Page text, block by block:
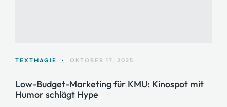
TEXTMAGIE • OKTOBER 17, 2025
Low-Budget-Marketing für KMU: Kinospot mit
Humor schlägt Hype